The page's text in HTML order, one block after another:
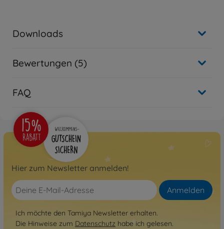
Downloads
Bewertungen (5)
FAQ
Hier zum Newsletter anmelden!
Anmelden
Ich möchte den Tamiya Newsletter erhalten.
Die Hinweise zum Datenschutz habe ich gelesen.